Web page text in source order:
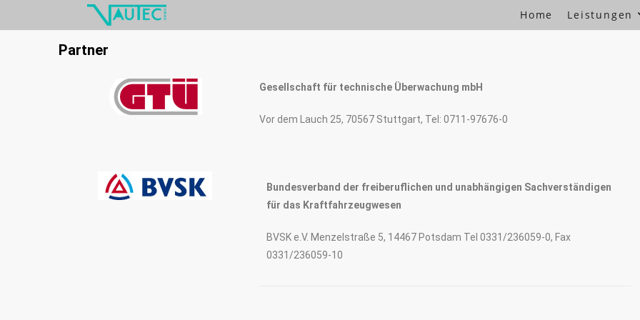
Home Leistungen
Partner
Gesellschaft für technische Überwachung mbH
Vor dem Lauch 25, 70567 Stuttgart, Tel: 0711-97676-0
Bundesverband der freiberuflichen und unabhängigen Sachverständigen
für das Kraftfahrzeugwesen
BVSK e.V. Menzelstraße 5, 14467 Potsdam Tel 0331/236059-0, Fax
0331/236059-10